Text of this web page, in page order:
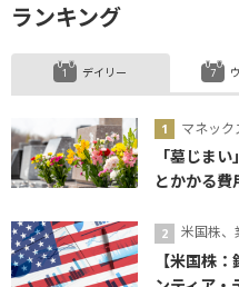
ランキング
デイリー
マネッ
「墓じま
とかかる費
米国株、
【米国株